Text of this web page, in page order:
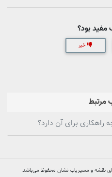
مفید بود؟
خیر
مرتبط
نقشه و مسیریاب نشان محفوظ می‌باشد.